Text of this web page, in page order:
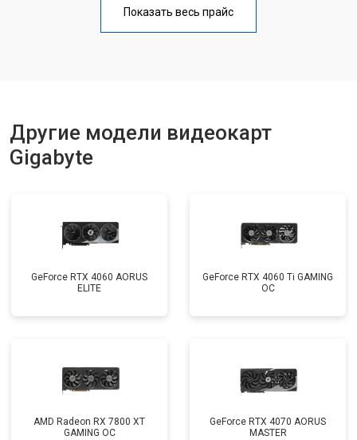
Показать весь прайс
Другие модели видеокарт
Gigabyte
GeForce RTX 4060 AORUS
ELITE
GeForce RTX 4060 Ti GAMING
OC
AMD Radeon RX 7800 XT
GAMING OC
GeForce RTX 4070 AORUS
MASTER